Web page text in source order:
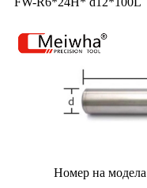
Номер на модела